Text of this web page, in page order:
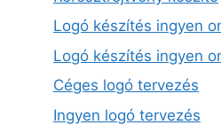
Logó készítés ingyen
Logó készítés ingyen
Céges logó tervezés
Ingyen logó tervezés